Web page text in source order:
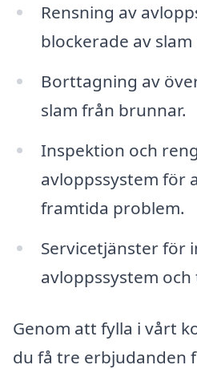
Rensning av
blockerade av
Borttagning av
slam från brunnar.
Inspektion och
avloppssystem för
framtida problem.
Servicetjänster för
avloppssystem och
Genom att fylla i vårt
du få tre erbjudanden